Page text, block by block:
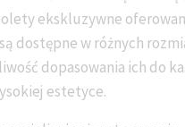
ekskluzywne
dostępne w różnych
dopasowania ich do
estetyce.